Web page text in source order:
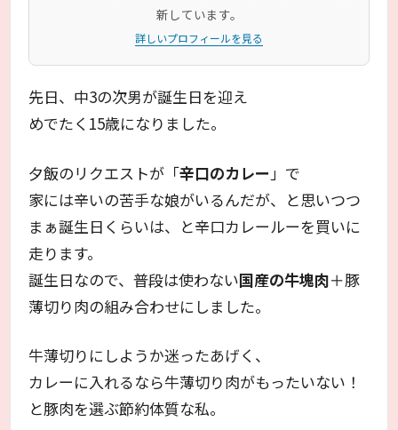
新しています。
詳しいプロフィールを見る
先日、中3の次男が誕生日を迎え
めでたく15歳になりました。
夕飯のリクエストが「辛口のカレー 」で
家には辛いの苦手な娘がいるんだが、と思いつつ
まぁ誕生日くらいは、と辛口カレールーを買いに
走ります。
誕生日なので、普段は使わない国産の牛塊肉＋豚
薄切り肉の組み合わせにしました。
牛薄切りにしようか迷ったあげく、
カレーに入れるなら牛薄切り肉がもったいない！
と豚肉を選ぶ節約体質な私。